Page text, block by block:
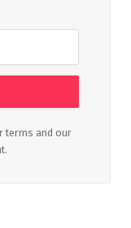
terms and our